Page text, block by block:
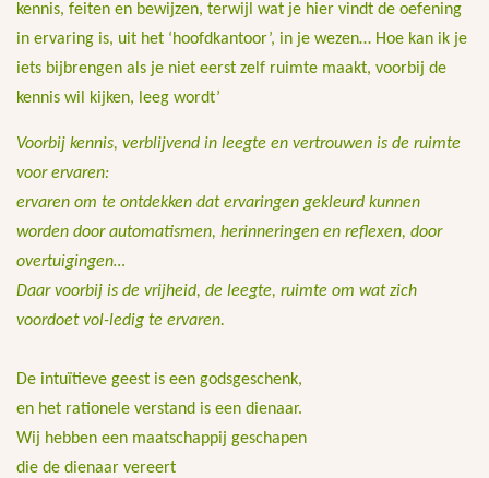
kennis, feiten en bewijzen, terwijl wat je hier vindt de oefening
in ervaring is, uit het ‘hoofdkantoor’, in je wezen… Hoe kan ik je
iets bijbrengen als je niet eerst zelf ruimte maakt, voorbij de
kennis wil kijken, leeg wordt’
Voorbij kennis, verblijvend in leegte en vertrouwen is de ruimte
voor ervaren:
ervaren om te ontdekken dat ervaringen gekleurd kunnen
worden door automatismen, herinneringen en reflexen, door
overtuigingen…
Daar voorbij is de vrijheid, de leegte, ruimte om wat zich
voordoet vol-ledig te ervaren.
De intuïtieve geest is een godsgeschenk,
en het rationele verstand is een dienaar.
Wij hebben een maatschappij geschapen
die de dienaar vereert